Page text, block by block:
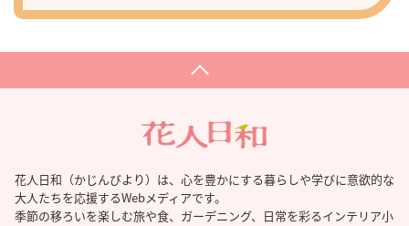
花人日和（かじんびより）は、心を豊かにする暮らしや学びに意欲的な
大人たちを応援するWebメディアです。
季節の移ろいを楽しむ旅や食、ガーデニング、日常を彩るインテリア小